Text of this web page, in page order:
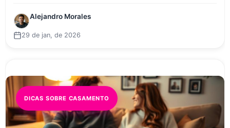
Alejandro Morales
29 de jan, de 2026
DICAS SOBRE CASAMENTO